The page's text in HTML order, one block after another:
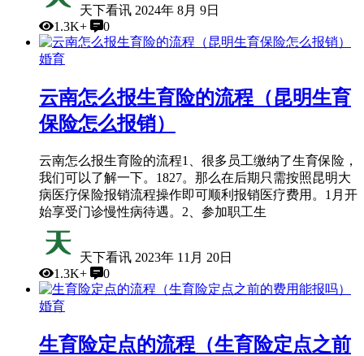
天下看讯 2024年 8月 9日
1.3K+
0
婚育
云南怎么报生育险的流程（昆明生育
保险怎么报销）
云南怎么报生育险的流程1、很多员工缴纳了生育保险，
我们可以了解一下。1827。那么在后期只需按照昆明大
病医疗保险报销流程操作即可顺利报销医疗费用。1月开
始享受门诊慢性病待遇。2、参加职工生
天下看讯 2023年 11月 20日
1.3K+
0
婚育
生育险定点的流程（生育险定点之前